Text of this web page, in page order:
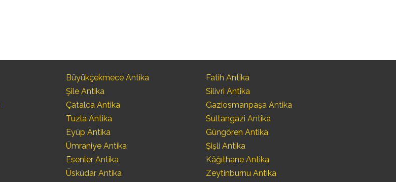
Büyükçekmece Antika
Şile Antika
Çatalca Antika
Tuzla Antika
Eyüp Antika
Ümraniye Antika
Esenler Antika
Üsküdar Antika
Fatih Antika
Silivri Antika
Gaziosmanpaşa Antika
Sultangazi Antika
Güngören Antika
Şişli Antika
Kâğıthane Antika
Zeytinburnu Antika